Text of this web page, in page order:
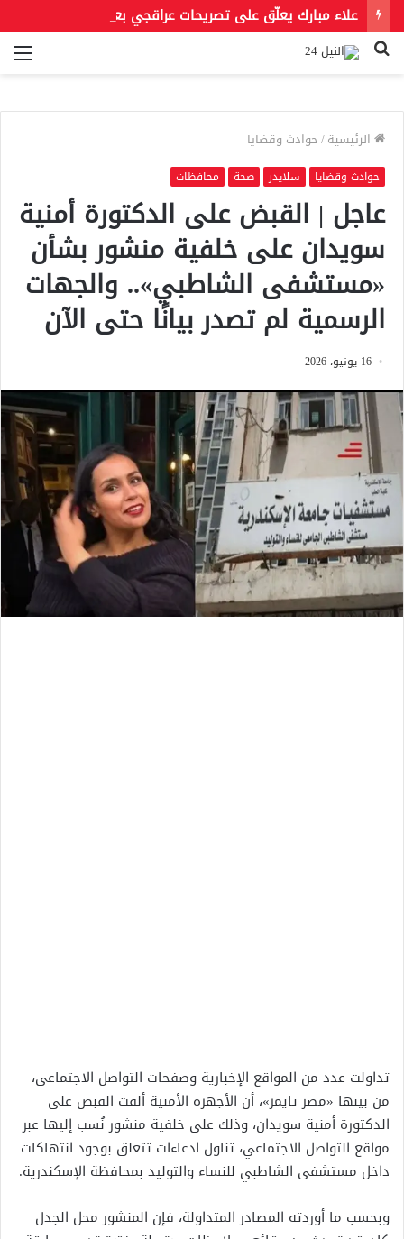
بحث
الرئيسية/حوادث وقضايا
حوادث وقضايا سلايدر صحة محافظات
عاجل | القبض على الدكتورة أمنية
سويدان على خلفية منشور بشأن
«مستشفى الشاطبي».. والجهات
الرسمية لم تصدر بيانًا حتى الآن
16 يونيو، 2026
تداولت عدد من المواقع الإخبارية وصفحات التواصل الاجتماعي،
من بينها «مصر تايمز»، أن الأجهزة الأمنية ألقت القبض على
الدكتورة أمنية سويدان، وذلك على خلفية منشور نُسب إليها عبر
مواقع التواصل الاجتماعي، تناول ادعاءات تتعلق بوجود انتهاكات
داخل مستشفى الشاطبي للنساء والتوليد بمحافظة الإسكندرية.
وبحسب ما أوردته المصادر المتداولة، فإن المنشور محل الجدل